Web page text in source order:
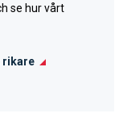
se hur vårt
rikare